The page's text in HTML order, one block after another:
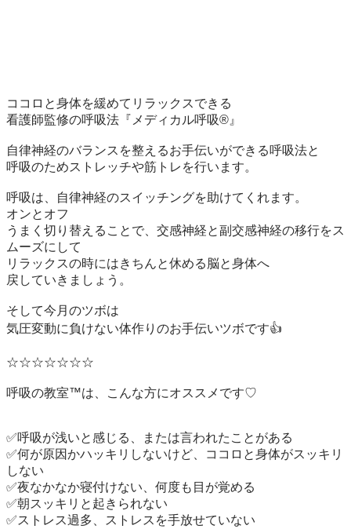
ココロと身体を緩めてリラックスできる
看護師監修の呼吸法『メディカル呼吸®︎』
自律神経のバランスを整えるお手伝いができる呼吸法と
呼吸のためストレッチや筋トレを行います。
呼吸は、自律神経のスイッチングを助けてくれます。
オンとオフ
うまく切り替えることで、交感神経と副交感神経の移行をス
ムーズにして
リラックスの時にはきちんと休める脳と身体へ
戻していきましょう。
そして今月のツボは
気圧変動に負けない体作りのお手伝いツボです👍
☆☆☆☆☆☆☆
呼吸の教室™︎は、こんな方にオススメです♡
✅呼吸が浅いと感じる、または言われたことがある
✅何が原因かハッキリしないけど、ココロと身体がスッキリ
しない
✅夜なかなか寝付けない、何度も目が覚める
✅朝スッキリと起きられない
✅ストレス過多、ストレスを手放せていない